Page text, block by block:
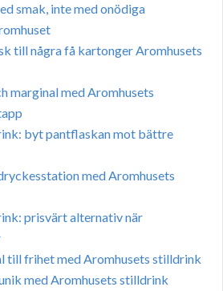
smak, inte med onödiga
till några få kartonger Aromhusets
marginal med Aromhusets
byt pantflaskan mot bättre
med Aromhusets
prisvärt alternativ när
till frihet med Aromhusets stilldrink
med Aromhusets stilldrink